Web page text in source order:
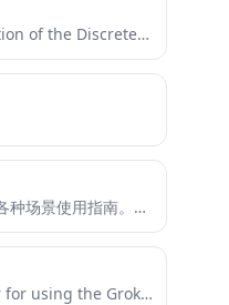
Julia based Implementation of the Discrete Dipole Approximation with GPU.
ChatGPT 中文调教指南。各种场景使用指南。学习怎么让它听你的话。
BrewMyTech MCP server for using the Grok API